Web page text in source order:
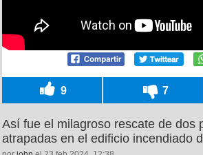
9 7
Así fue el milagroso rescate de dos
atrapadas en el edificio incendiado